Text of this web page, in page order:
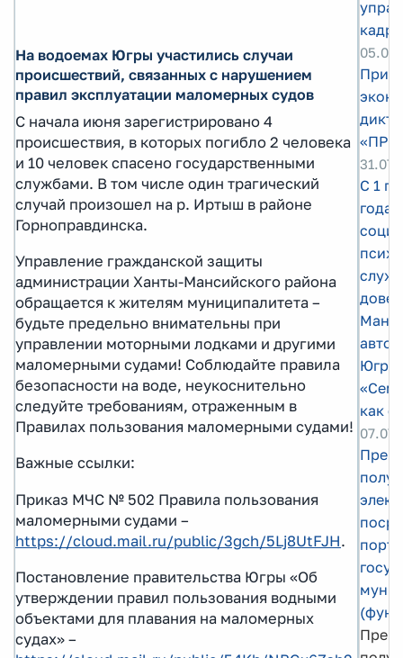
На водоемах Югры участились случаи
происшествий, связанных с нарушением
правил эксплуатации маломерных судов
С начала июня зарегистрировано 4
происшествия, в которых погибло 2 человека
и 10 человек спасено государственными
службами. В том числе один трагический
случай произошел на р. Иртыш в районе
Горноправдинска.
Управление гражданской защиты
администрации Ханты-Мансийского района
обращается к жителям муниципалитета –
будьте предельно внимательны при
управлении моторными лодками и другими
маломерными судами! Соблюдайте правила
безопасности на воде, неукоснительно
следуйте требованиям, отраженным в
Правилах пользования маломерными судами!
Важные ссылки:
Приказ МЧС № 502 Правила пользования
маломерными судами –
https://cloud.mail.ru/public/3gch/5Lj8UtFJH.
Постановление правительства Югры «Об
утверждении правил пользования водными
объектами для плавания на маломерных
судах» –
С 1
года
Югре
как